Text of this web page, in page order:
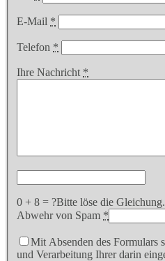
E-Mail *
Telefon *
Ihre Nachricht *
0 + 8 = ?Bitte löse die
Abwehr von Spam *
Mit Absenden des Formulars
und Verarbeitung Ihrer darin